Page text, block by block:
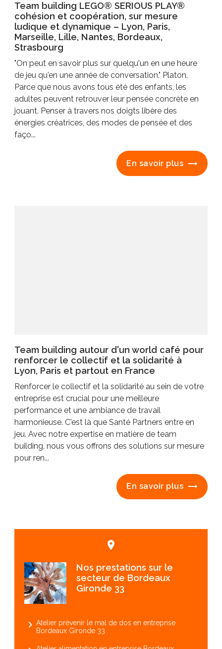
Team building LEGO® SERIOUS PLAY®
cohésion et coopération, sur mesure
ludique et dynamique – Lyon, Paris,
Marseille, Lille, Nantes, Bordeaux,
Strasbourg
"On peut en savoir plus sur quelqu'un en une heure
de jeu qu'en une année de conversation." Platon.
Parce que nous avons tous été des enfants, les
adultes peuvent retrouver leur pensée concrète en
jouant. Penser à travers nos doigts libère des
énergies créatrices, des modes de pensée et des
faço...
En savoir plus
Team building autour d'un world café pour
renforcer le collectif et la solidarité à
Lyon, Paris et partout en France
Renforcer le collectif et la solidarité au sein de votre
entreprise est crucial pour une meilleure
performance et une ambiance de travail
harmonieuse. C'est là que Santé Partners entre en
jeu. Avec notre expertise en matière de team
building, nous vous offrons des solutions sur mesure
pour ren...
En savoir plus
place
Nos prestations sur le
secteur de Bordeaux
Gironde 33
navigate_nextAtelier prévenir le mal de dos en entreprise
Bordeaux Gironde 33